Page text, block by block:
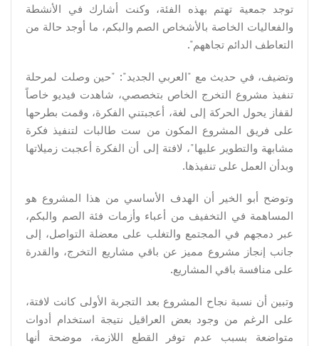
توجد جمعية تهتم بهذه الفئة، وكنت أشارك في الأنشطة
والفعاليات الخاصة بالأشخاص الصم والبكم، ما أوجد حالة من
التعاطف الدائم تجاههم".
وتضيف، في حديث مع "العربي الجديد": "حين وصلت لمرحلة
تنفيذ مشروع التخرج الخاص بتخصصي، شاهدت فيديو خاصاً
لقفاز يحول الحركة إلى لغة، أعجبتني الفكرة، وقمت بطرحها
على فريق المشروع المكون من ست طالبات لتنفيذ فكرة
مشابهة والتطوير عليها"، لافتة إلى أن الفكرة أعجبت زميلاتها
وبدأن العمل على تنفيذها.
وتوضح أبو الخير أن الهدف الأساسي من هذا المشروع هو
المساهمة في التخفيف من أعباء وأزمات فئة الصم والبكم،
عبر دمجهم في المجتمع والتغلب على معضلة التواصل، إلى
جانب إنجاز مشروع مميز عن باقي مشاريع التخرج، والقدرة
على منافسة باقي المشاريع.
وتبين أن نسبة نجاح المشروع بعد التجربة الأولى كانت لافتة،
على الرغم من وجود بعض العراقيل نتيجة استخدام أدوات
متواضعة بسبب عدم توفر القطع اللازمة، موضحة أنها